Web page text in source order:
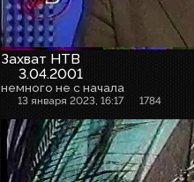
Захват НТВ
3.04.2001
немного не с начала
13 января 2023, 16:17 1784